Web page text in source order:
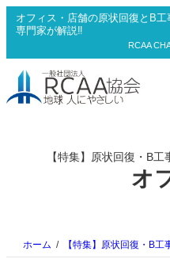
容
ス
プ
オフィス・店舗の原状回復とB
専門家が解説‼
RCAA
【特集】原状回復・B
オ
ホーム 【特集】原状回復・B